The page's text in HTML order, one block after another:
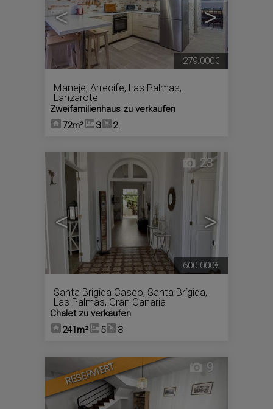
< >
Maneje, Arrecife, Las Palmas,
Lanzarote
Zweifamilienhaus zu verkaufen
72m²
3 2
279.000€
< >
23
Santa Brigida Casco, Santa Brígida,
Las Palmas, Gran Canaria
Chalet zu verkaufen
241m²
5 3
600.000€
RESERVIERT 9